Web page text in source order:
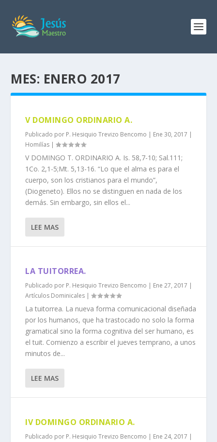
MES: ENERO 2017
V DOMINGO ORDINARIO A.
Publicado por P. Hesiquio Trevizo Bencomo | Ene 30, 2017 |
Homilías |
V DOMINGO T. ORDINARIO A. Is. 58,7-10; Sal.111;
1Co. 2,1-5;Mt. 5,13-16. “Lo que el alma es para el
cuerpo, son los cristianos para el mundo”,
(Diogeneto). Ellos no se distinguen en nada de los
demás. Sin embargo, sin ellos el...
LEE MAS
LA TUITORREA.
Publicado por P. Hesiquio Trevizo Bencomo | Ene 27, 2017 |
Artículos Dominicales |
La tuitorrea. La nueva forma comunicacional diseñada
por los humanos, que ha trastocado no solo la forma
gramatical sino la forma cognitiva del ser humano, es
el tuit. Comienzo a escribir el jueves temprano, a unos
minutos de...
LEE MAS
IV DOMINGO ORDINARIO A.
Publicado por P. Hesiquio Trevizo Bencomo | Ene 24, 2017 |